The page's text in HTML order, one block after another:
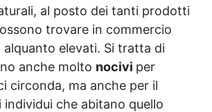
al posto dei tanti prodotti
trovare in commercio
alquanto elevati. Si tratta di
anche molto nocivi per
circonda, ma anche per il
individui che abitano quello